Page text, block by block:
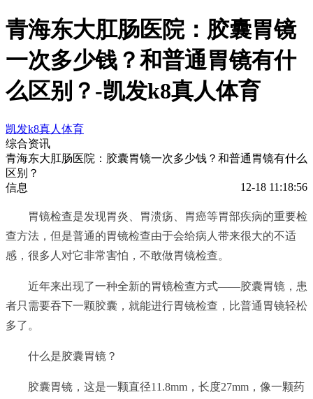
青海东大肛肠医院：胶囊胃镜
一次多少钱？和普通胃镜有什
么区别？-凯发k8真人体育
凯发k8真人体育
综合资讯
青海东大肛肠医院：胶囊胃镜一次多少钱？和普通胃镜有什么
区别？
信息
12-18 11:18:56
胃镜检查是发现胃炎、胃溃疡、胃癌等胃部疾病的重要检
查方法，但是普通的胃镜检查由于会给病人带来很大的不适
感，很多人对它非常害怕，不敢做胃镜检查。
近年来出现了一种全新的胃镜检查方式——胶囊胃镜，患
者只需要吞下一颗胶囊，就能进行胃镜检查，比普通胃镜轻松
多了。
什么是胶囊胃镜？
胶囊胃镜，这是一颗直径11.8mm，长度27mm，像一颗药